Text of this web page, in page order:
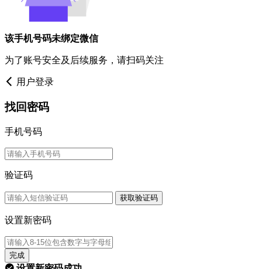
该手机号码未绑定微信
为了账号安全及后续服务，请扫码关注
用户登录
找回密码
手机号码
验证码
获取验证码
设置新密码
完成